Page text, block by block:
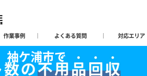
作業事例 よくある質問 対応エリア
袖ケ浦市で